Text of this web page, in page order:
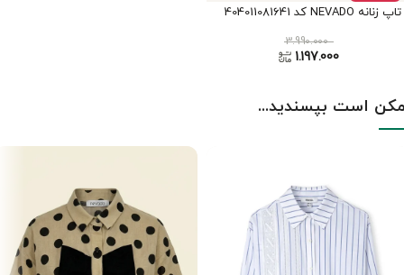
تاپ زنانه NEVADO کد 404011081641
3.990.000
1.197.000
است بپسندید...